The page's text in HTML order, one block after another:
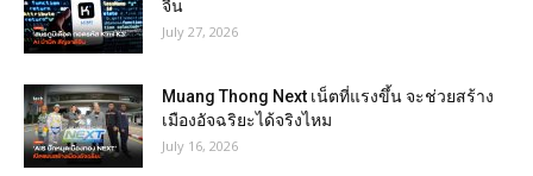
จีน
July 27, 2026
Muang Thong Next เน็ตที่แรงขึ้น จะช่วยสร้าง
เมืองอัจฉริยะได้จริงไหม
July 16, 2026